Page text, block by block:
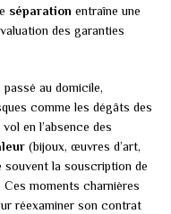
séparation entraîne une
des garanties
au domicile,
comme les dégâts des
en l’absence des
(bijoux, œuvres d’art,
la souscription de
moments charnières
réexaminer son contrat